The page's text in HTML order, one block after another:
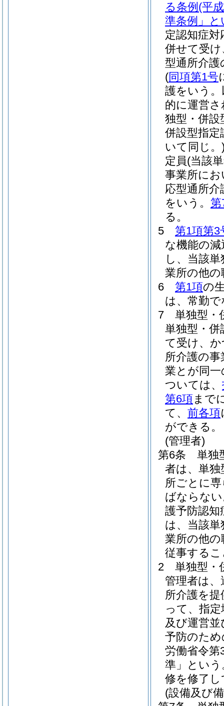
る条例 (平
準条例」と
定認知症
併せて受け
型通所介護
(同項第1号
護をいう
的に運営
独型・併設
併設型指定
いて同じ。
定員(当該
事業所にお
応型通所
をいう。 第
る。
5
第1項第3
な機能の
し、当該
業所の他
6
第1項の
は、常勤
7
単独型・
単独型・併
て受け、
所介護の
業とが同
ついては、
第6項 まで
て、 前各項
ができる。
(管理者)
第6条
単独
者は、単独
所ごとに
ばならな
護予防認知
は、当該単
業所の他
従事する
2
単独型・
管理者は、
所介護を
って、指
及び運営
予防のた
労働省令第
準」という
修を修了
(設備及び